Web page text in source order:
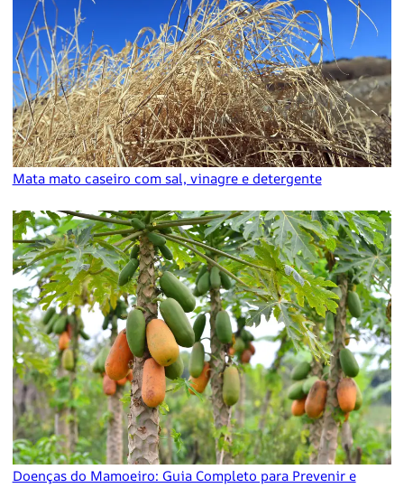
Mata mato caseiro com sal, vinagre e detergente
Doenças do Mamoeiro: Guia Completo para Prevenir e